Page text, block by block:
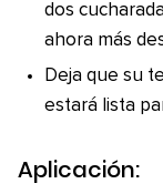
dos
ahora más
Deja que su
estará lista
Aplicación: